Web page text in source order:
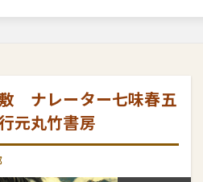
ナレーター七味春五
元丸竹書房